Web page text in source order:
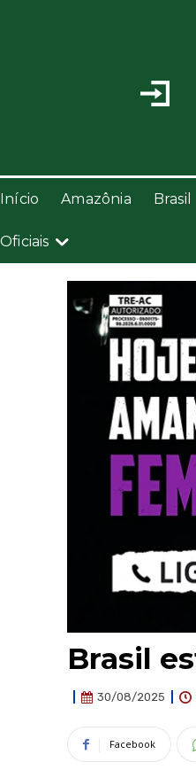
Início Amazônia Brasil
Oficiais
Brasil
30/08/2025
Facebook